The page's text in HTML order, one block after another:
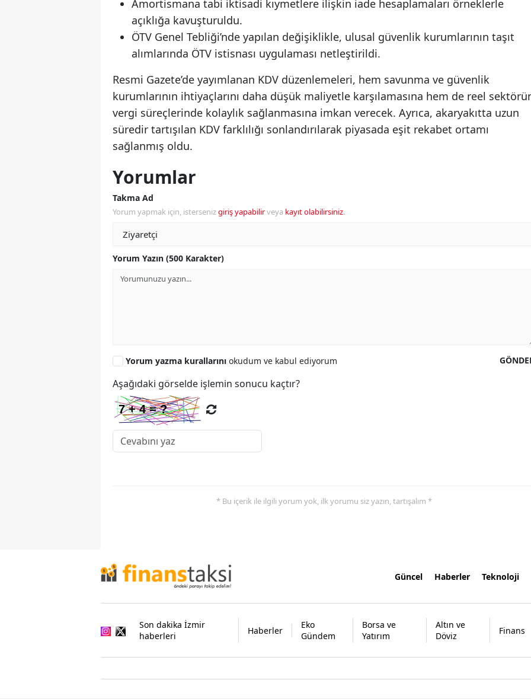
Amortismana tabi iktisadi kıymetlere ilişkin iade hesaplamaları örneklerle
açıklığa kavuşturuldu.
ÖTV Genel Tebliği’nde yapılan değişiklikle, ulusal güvenlik kurumlarının taşıt
alımlarında ÖTV istisnası uygulaması netleştirildi.
Resmi Gazete’de yayımlanan KDV düzenlemeleri, hem savunma ve güvenlik
kurumlarının ihtiyaçlarını daha düşük maliyetle karşılamasına hem de reel
vergi süreçlerinde kolaylık sağlanmasına imkan verecek. Ayrıca, akaryakıtta uzun
süredir tartışılan KDV farklılığı sonlandırılarak piyasada eşit rekabet ortamı
sağlanmış oldu.
Yorumlar
Takma Ad
Yorum yapmak için, istersenizgiriş yapabilirveya kayıt olabilirsiniz.
Yorum Yazın (500 Karakter)
Yorum yazma kurallarını okudum ve kabul ediyorum
Aşağıdaki görselde işlemin sonucu kaçtır?
* Bu içerik ile ilgili yorum yok, ilk yorumu siz yazın, tartışalım *
Güncel Haberler Teknoloji
Son dakika İzmir
haberleri
Haberler
Eko
Gündem
Borsa ve
Yatırım
Altın ve
Döviz
Finans